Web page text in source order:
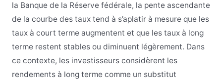
la Banque de la Réserve fédérale, la pente ascendante
de la courbe des taux tend à s’aplatir à mesure que les
taux à court terme augmentent et que les taux à long
terme restent stables ou diminuent légèrement. Dans
ce contexte, les investisseurs considèrent les
rendements à long terme comme un substitut